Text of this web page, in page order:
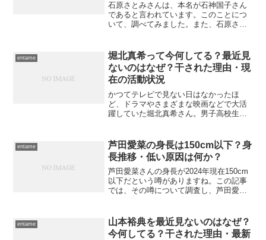
石原さとみさんは、本名が石神国子さん
であると言われています。このことにつ
いて、調べてみました。また、石原さん
り下げていきましょう。・【才女！】芦
田愛菜の両親の学歴・職業...
entame
堀北真希って今何してる？最近見
ないのはなぜ？干された理由・現
在の活動状況
かつてテレビで見ない日はなかったほ
ど、ドラマやさまざまな映画などで大活
躍していた堀北真希さん。男子高校生や
を魅了していましたよね。しかし、2017
年に芸能界を引退したこ...
entame
芦田愛菜の身長は150cm以下？身
長推移・低い原因は何か？
芦田愛菜さんの身長が2024年現在150cm
以下だという噂がありますね。この記事
では、その噂について調査し、芦田愛菜
た。2024年現在の身長は150cm以下か芦
田愛菜さん...
entame
山本裕典を最近見ないのはなぜ？
今何してる？干された理由・最新